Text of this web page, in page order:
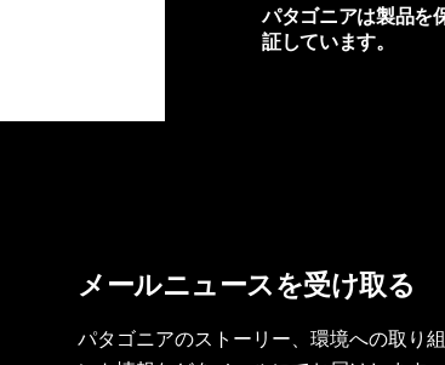
パタゴニアは製品を
証しています。
メールニュースを受け取る
パタゴニアのストーリー、環境への取り